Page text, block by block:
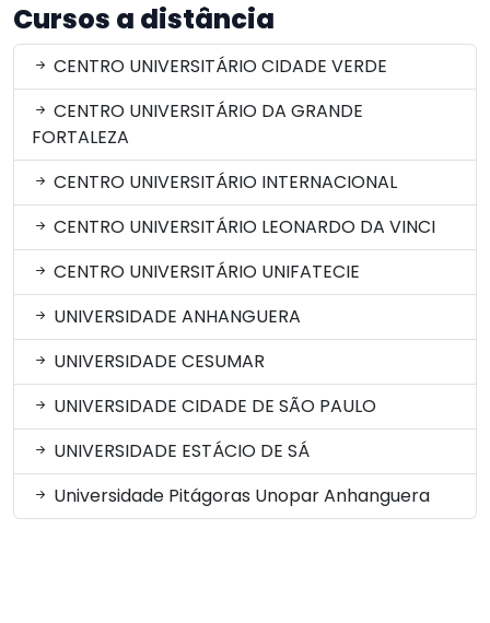
Cursos a distância
CENTRO UNIVERSITÁRIO CIDADE VERDE
CENTRO UNIVERSITÁRIO DA GRANDE
FORTALEZA
CENTRO UNIVERSITÁRIO INTERNACIONAL
CENTRO UNIVERSITÁRIO LEONARDO DA VINCI
CENTRO UNIVERSITÁRIO UNIFATECIE
UNIVERSIDADE ANHANGUERA
UNIVERSIDADE CESUMAR
UNIVERSIDADE CIDADE DE SÃO PAULO
UNIVERSIDADE ESTÁCIO DE SÁ
Universidade Pitágoras Unopar Anhanguera